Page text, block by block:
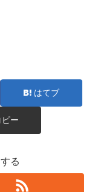
はてブ
ピー
る